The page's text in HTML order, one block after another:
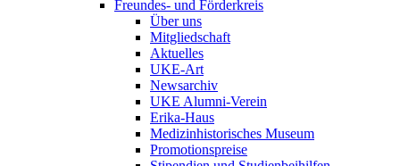
Freundes- und Förderkreis
Über uns
Mitgliedschaft
Aktuelles
UKE-Art
Newsarchiv
UKE Alumni-Verein
Erika-Haus
Medizinhistorisches Museum
Promotionspreise